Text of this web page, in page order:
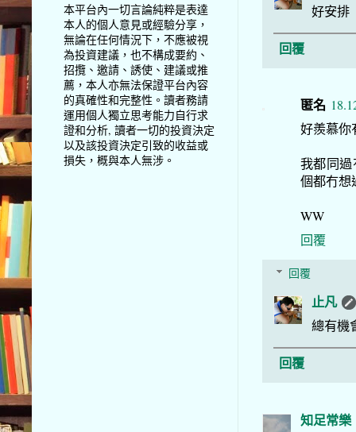
好安排
回覆
匿名
好羨慕你
我都同
個都冇想
WW
回覆
回覆
止凡
總有機
回覆
知足常樂
本平台內一切言論純粹是表達
本人的個人意見或經驗分享，
無論在任何情況下，不應被視
為投資建議，也不構成要約、
招攬、邀請、誘使、建議或推
薦，本人亦無法保證平台內容
的真確性和完整性。讀者務請
運用個人獨立思考能力自行求
證和分析, 讀者一切的投資決定
以及該投資決定引致的收益或
損失，概與本人無涉。